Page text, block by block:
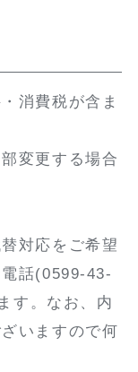
消費税が含ま
変更する場合
対応をご希望
話(0599-43-
す。なお、内
いますので何